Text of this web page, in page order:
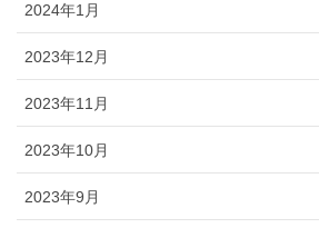
2024年1月
2023年12月
2023年11月
2023年10月
2023年9月